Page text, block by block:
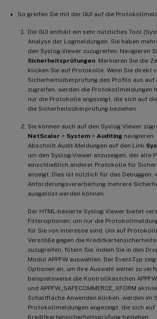
So greifen Sie mit der GUI auf die
Die GUI enthält ein sehr nützliches Tool
Analyse der Logmeldungen. Sie haben
den Syslog-Viewer zuzugreifen: Navigieren
Sicherheitsprüfungen . Markieren Sie die
klicken Sie auf Protokolle. Wenn Sie direkt
Sicherheitsüberprüfung des Profils aus
zugreifen, werden die Protokollmeldungen
nur die Protokolle angezeigt, die sich auf
die Sicherheitsüberprüfung beziehen.
Sie können auch auf den Syslog Viewer
NetScaler > System > Auditing navigieren.
Abschnitt Audit-Meldungen auf den Link
um den Syslog-Viewer anzuzeigen, der alle
einschließlich anderer Protokolle für
anzeigt. Dies ist nützlich für das Debuggen,
Anforderungsverarbeitung mehrere
ausgelöst werden können.
Der HTML-basierte Syslog Viewer bietet
Filteroptionen, um nur die
für Sie von Interesse sind. Um auf
Verstöße gegen die
zuzugreifen, filtern Sie, indem Sie in den
Modul APPFW auswählen. Der Event-Typ
Optionen an, um Ihre Auswahl weiter zu
beispielsweise die Kontrollkästchen
und APPFW_SAFECOMMERCE_XFORM
Schaltfläche Anwenden klicken, werden im
Protokollmeldungen angezeigt, die sich auf
Kreditkartensicherheitsprüfung beziehen.